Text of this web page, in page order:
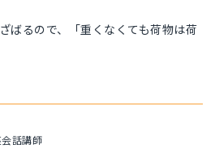
ばるので、「重くなくても荷物は荷
話講師